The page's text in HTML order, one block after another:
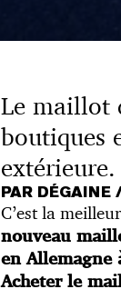
Le maillot
boutiques
extérieure.
PAR DÉGAINE
C’est la
nouveau
en
Acheter le